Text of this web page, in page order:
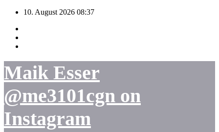
Zum
springen
10. August 2026 08:37
Maik Esser
@me3101cgn on
Instagram